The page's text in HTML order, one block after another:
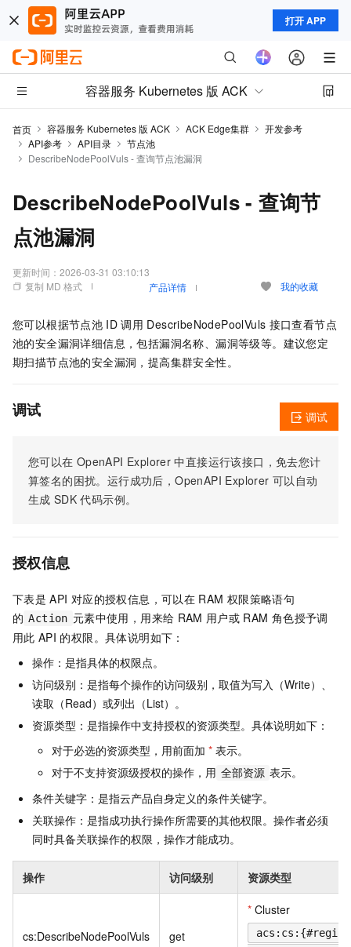
打开 APP
容器服务 Kubernetes 版 ACK
首页 容器服务 Kubernetes 版 ACK ACK Edge集群
开发参考
API参考
API目录
节点池
DescribeNodePoolVuls - 查询节点池漏洞
DescribeNodePoolVuls - 查询节
点池漏洞
更新时间： 2026-03-31 03:10:13
复制 MD 格式
产品详情 我的收藏
您可以根据节点池 ID 调用 DescribeNodePoolVuls 接口查看节点
池的安全漏洞详细信息，包括漏洞名称、漏洞等级等。建议您定
期扫描节点池的安全漏洞，提高集群安全性。
调试
您可以在 OpenAPI Explorer 中直接运行该接口，免去您计
算签名的困扰。运行成功后，OpenAPI Explorer 可以自动
生成 SDK 代码示例。
调试
授权信息
下表是 API 对应的授权信息，可以在 RAM 权限策略语句
的 Action 元素中使用，用来给 RAM 用户或 RAM 角色授予调
用此 API 的权限。具体说明如下：
操作：是指具体的权限点。
访问级别：是指每个操作的访问级别，取值为写入（Write）、
读取（Read）或列出（List）。
资源类型：是指操作中支持授权的资源类型。具体说明如下：
对于必选的资源类型，用前面加 * 表示。
对于不支持资源级授权的操作，用 全部资源 表示。
条件关键字：是指云产品自身定义的条件关键字。
关联操作：是指成功执行操作所需要的其他权限。操作者必须
同时具备关联操作的权限，操作才能成功。
操作 访问级别 资源类型
cs:DescribeNodePoolVuls get
* Cluster